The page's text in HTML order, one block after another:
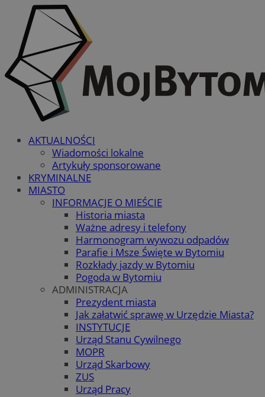
AKTUALNOŚCI
Wiadomości lokalne
Artykuły sponsorowane
KRYMINALNE
MIASTO
INFORMACJE O MIEŚCIE
Historia miasta
Ważne adresy i telefony
Harmonogram wywozu odpadów
Parafie i Msze Święte w Bytomiu
Rozkłady jazdy w Bytomiu
Pogoda w Bytomiu
ADMINISTRACJA
Prezydent miasta
Jak załatwić sprawę w Urzędzie Miasta?
INSTYTUCJE
Urząd Stanu Cywilnego
MOPR
Urząd Skarbowy
ZUS
Urząd Pracy